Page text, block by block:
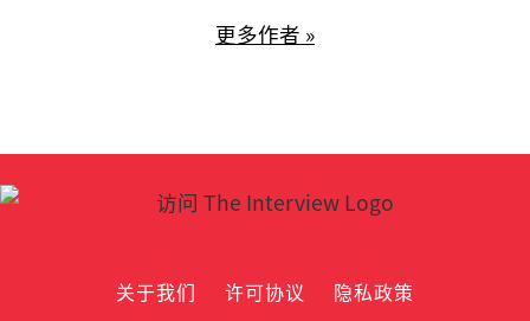
更多作者 »
关于我们 许可协议
隐私政策